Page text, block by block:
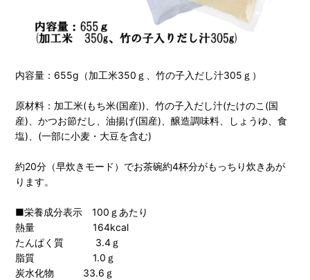
内容量：655g（加工米350ｇ、竹の子入だし汁305ｇ）
原材料：加工米(もち米(国産))、竹の子入だし汁(たけのこ(国
産)、かつお節だし、油揚げ(国産)、醸造調味料、しょうゆ、食
塩)、(一部に小麦・大豆を含む)
約20分（早炊きモード）でお茶碗約4杯分がもっちり炊きあが
ります。
■栄養成分表示 100ｇあたり
熱量 164kcal
たんぱく質 3.4ｇ
脂質 1.0ｇ
炭水化物 33.6ｇ